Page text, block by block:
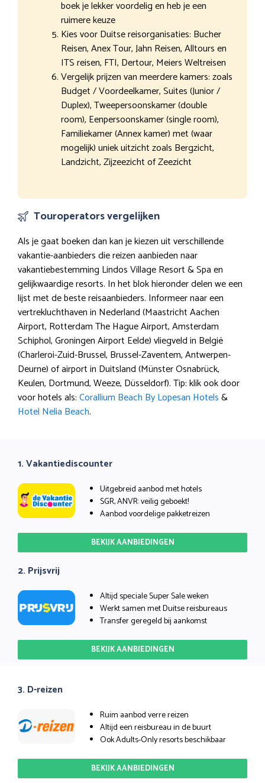
boek je lekker voordelig en heb je een
ruimere keuze
Kies voor Duitse reisorganisaties: Bucher
Reisen, Anex Tour, Jahn Reisen, Alltours en
ITS reisen, FTI, Dertour, Meiers Weltreisen
Vergelijk prijzen van meerdere kamers: zoals
Budget / Voordeelkamer, Suites (Junior /
Duplex), Tweepersoonskamer (double
room), Eenpersoonskamer (single room),
Familiekamer (Annex kamer) met (waar
mogelijk) uniek uitzicht zoals Bergzicht,
Landzicht, Zijzeezicht of Zeezicht
Touroperators vergelijken
Als je gaat boeken dan kan je kiezen uit verschillende
vakantie-aanbieders die reizen aanbieden naar
vakantiebestemming Lindos Village Resort & Spa en
gelijkwaardige resorts. In het blok hieronder delen we een
lijst met de beste reisaanbieders. Informeer naar een
vertrekluchthaven in Nederland (Maastricht Aachen
Airport, Rotterdam The Hague Airport, Amsterdam
Schiphol, Groningen Airport Eelde) vliegveld in België
(Charleroi-Zuid-Brussel, Brussel-Zaventem, Antwerpen-
Deurne) of airport in Duitsland (Münster Osnabrück,
Keulen, Dortmund, Weeze, Düsseldorf). Tip: klik ook door
voor hotels als:Corallium Beach By Lopesan Hotels&
Hotel Nelia Beach.
1. Vakantiediscounter
Uitgebreid aanbod met hotels
SGR, ANVR: veilig geboekt!
Aanbod voordelige pakketreizen
BEKIJK AANBIEDINGEN
2. Prijsvrij
Altijd speciale Super Sale weken
Werkt samen met Duitse reisbureaus
Transfer geregeld bij aankomst
BEKIJK AANBIEDINGEN
3. D-reizen
Ruim aanbod verre reizen
Altijd een reisbureau in de buurt
Ook Adults-Only resorts beschikbaar
BEKIJK AANBIEDINGEN